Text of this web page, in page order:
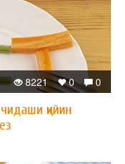
0
0
8221
қийин